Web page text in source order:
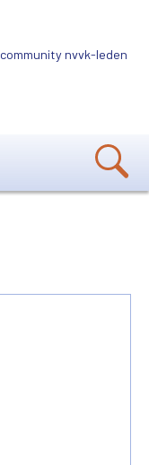
community nvvk-leden